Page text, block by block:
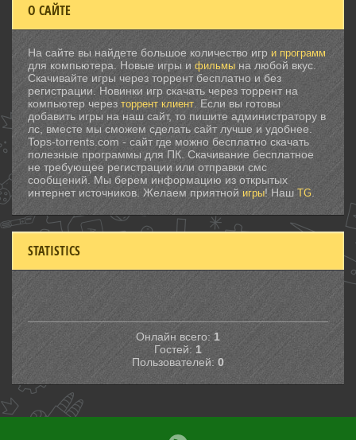
О САЙТЕ
На сайте вы найдете большое количество игр и программ
для компьютера. Новые игры и фильмы на любой вкус.
Скачивайте игры через торрент бесплатно и без
регистрации. Новинки игр скачать через торрент на
компьютер через торрент клиент . Если вы готовы
добавить игры на наш сайт, то пишите администратору в
лс, вместе мы сможем сделать сайт лучше и удобнее.
Tops-torrents.com - сайт где можно бесплатно скачать
полезные программы для ПК. Скачивание бесплатное
не требующее регистрации или отправки смс
сообщений. Мы берем информацию из открытых
интернет источников. Желаем приятной игры! Наш TG
STATISTICS
Онлайн всего: 1
Гостей: 1
Пользователей: 0